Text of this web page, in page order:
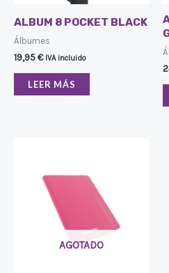
ALBUM 8 POCKET BLACK
Álbumes
19,95€ IVA incluido
LEER MÁS
AGOTADO